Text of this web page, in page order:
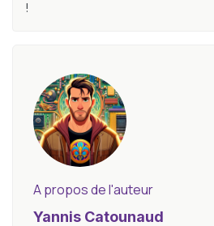
!
A propos de l'auteur
Yannis Catounaud